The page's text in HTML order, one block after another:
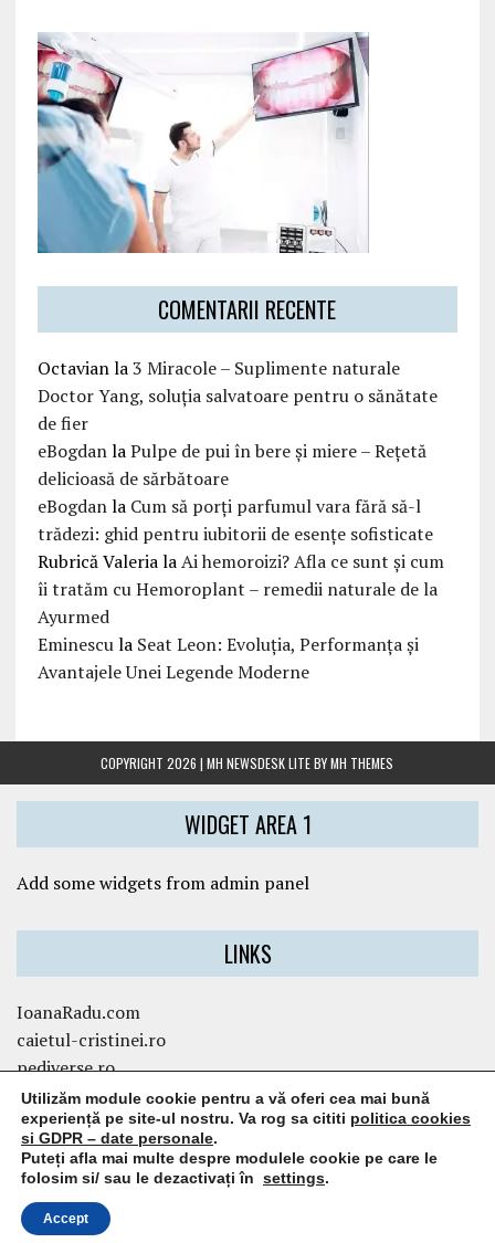
COMENTARII RECENTE
Octavianla3 Miracole – Suplimente naturale
Doctor Yang, soluția salvatoare pentru o sănătate
de fier
eBogdanlaPulpe de pui în bere și miere – Rețetă
delicioasă de sărbătoare
eBogdanla Cum să porți parfumul vara fără să-l
trădezi: ghid pentru iubitorii de esențe sofisticate
Rubrică ValerialaAi hemoroizi? Afla ce sunt și cum
îi tratăm cu Hemoroplant – remedii naturale de la
Ayurmed
Eminescula Seat Leon: Evoluția, Performanța și
Avantajele Unei Legende Moderne
COPYRIGHT 2026 | MH NEWSDESK LITE BYMH THEMES
Utilizăm module cookie pentru a vă oferi cea mai bună
experiență pe site-ul nostru. Va rog sa cititi politica cookies
si GDPR – date personale.
Puteți afla mai multe despre modulele cookie pe care le
folosim si/ sau le dezactivați în settings.
Accept
WIDGET AREA 1
Add some widgets from admin panel
LINKS
IoanaRadu.com
caietul-cristinei.ro
pediverse.ro
WIDGET AREA 3
Add some widgets from admin panel